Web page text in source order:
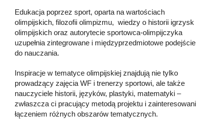
Edukacja poprzez sport, oparta na wartościach
olimpijskich, filozofii olimpizmu, wiedzy o historii igrzysk
olimpijskich oraz autorytecie sportowca-olimpijczyka
uzupełnia zintegrowane i międzyprzedmiotowe podejście
do nauczania.
Inspiracje w tematyce olimpijskiej znajdują nie tylko
prowadzący zajęcia WF i trenerzy sportowi, ale także
nauczyciele historii, języków, plastyki, matematyki –
zwłaszcza ci pracujący metodą projektu i zainteresowani
łączeniem różnych obszarów tematycznych.